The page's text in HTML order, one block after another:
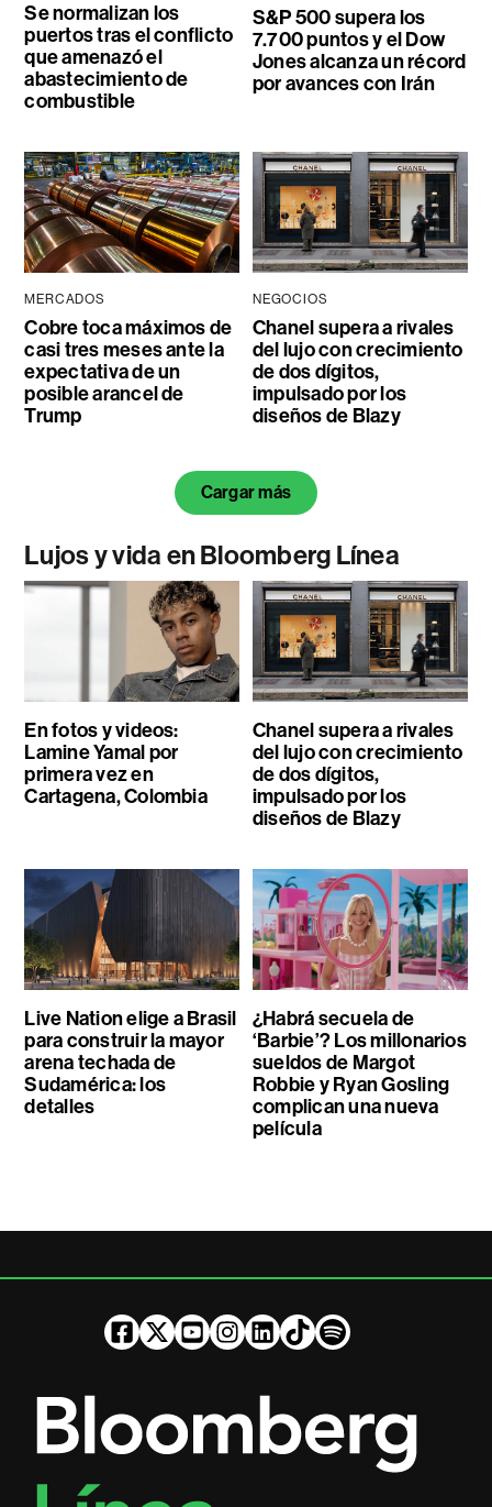
Se normalizan los
puertos tras el conflicto
que amenazó el
abastecimiento de
combustible
S&P 500 supera los
7.700 puntos y el Dow
Jones alcanza un récord
por avances con Irán
MERCADOS
Cobre toca máximos de
casi tres meses ante la
expectativa de un
posible arancel de
Trump
NEGOCIOS
Chanel supera a rivales
del lujo con crecimiento
de dos dígitos,
impulsado por los
diseños de Blazy
Cargar más
Lujos y vida en Bloomberg Línea
En fotos y videos:
Lamine Yamal por
primera vez en
Cartagena, Colombia
Chanel supera a rivales
del lujo con crecimiento
de dos dígitos,
impulsado por los
diseños de Blazy
Live Nation elige a Brasil
para construir la mayor
arena techada de
Sudamérica: los
detalles
¿Habrá secuela de
‘Barbie’? Los millonarios
sueldos de Margot
Robbie y Ryan Gosling
complican una nueva
película